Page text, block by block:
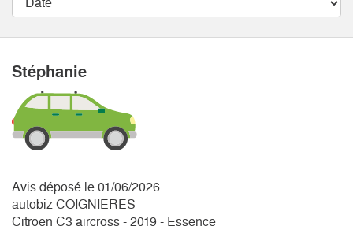
Stéphanie
Avis déposé le 01/06/2026
autobiz COIGNIERES
Citroen C3 aircross - 2019 - Essence